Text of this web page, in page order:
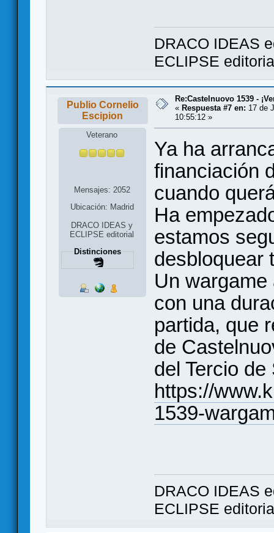
DRACO IDEAS
ECLIPSE
Publio Cornelio
Escipion
Veterano
Mensajes: 2052
Ubicación: Madrid
DRACO IDEAS y
ECLIPSE editorial
Distinciones
Re:Castelnuovo 1539 -
« Respuesta #7 en: 17 de
10:55:12 »
Ya ha
financiación
cuando
Ha
estamos
desbloquear
Un
con una
partida, que
de
del Tercio
https://
1539-
DRACO IDEAS
ECLIPSE